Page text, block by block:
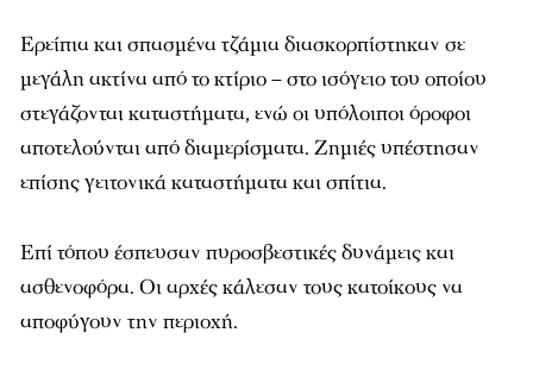
Ερείπια και σπασμένα τζάμια διασκορπίστηκαν σε
μεγάλη ακτίνα από το κτίριο – στο ισόγειο του οποίου
στεγάζονται καταστήματα, ενώ οι υπόλοιποι όροφοι
αποτελούνται από διαμερίσματα. Ζημιές υπέστησαν
επίσης γειτονικά καταστήματα και σπίτια.
Επί τόπου έσπευσαν πυροσβεστικές δυνάμεις και
ασθενοφόρα. Οι αρχές κάλεσαν τους κατοίκους να
αποφύγουν την περιοχή.